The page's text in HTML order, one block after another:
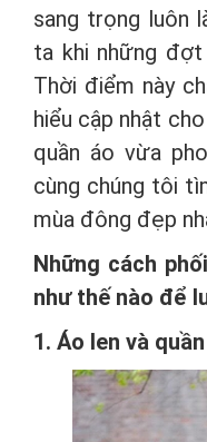
sang trọng luôn
ta khi những
Thời điểm này
hiểu cập nhật
quần áo vừa
cùng chúng tôi
mùa đông đẹp
Những cách
như thế nào để
1. Áo len và